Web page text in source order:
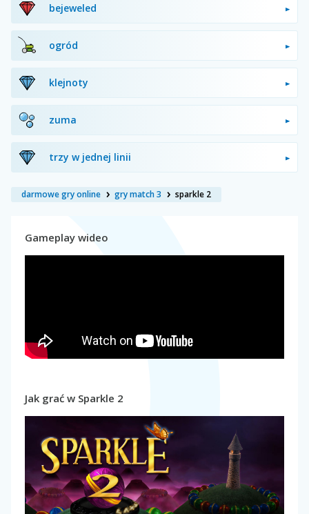
bejeweled
ogród
klejnoty
zuma
trzy w jednej linii
darmowe gry online gry match 3 sparkle 2
Gameplay wideo
Jak grać w Sparkle 2